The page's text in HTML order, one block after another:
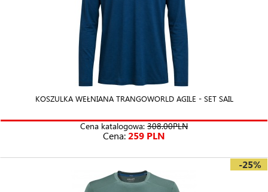
KOSZULKA WEŁNIANA TRANGOWORLD AGILE - SET SAIL
Cena katalogowa: 308.00PLN
Cena:259 PLN
-25%